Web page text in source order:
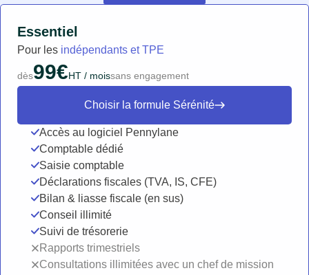
Essentiel
Pour les indépendants et TPE
dès99€HT / moissans engagement
Choisir la formule Sérénité
Accès au logiciel Pennylane
Comptable dédié
Saisie comptable
Déclarations fiscales (TVA, IS, CFE)
Bilan & liasse fiscale (en sus)
Conseil illimité
Suivi de trésorerie
Rapports trimestriels
Consultations illimitées avec un chef de mission